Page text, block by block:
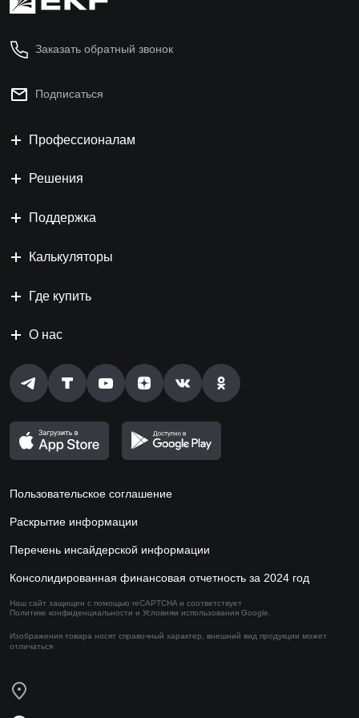
Заказать обратный звонок
Подписаться
Профессионалам
Решения
Поддержка
Калькуляторы
Где купить
О нас
Пользовательское соглашение
Раскрытие информации
Перечень инсайдерской информации
Консолидированная финансовая отчетность за 2024 год
Наш сайт защищен с помощью reCAPTCHA и соответствует
Политике конфиденциальности и Условиям использования Google.
Изображения товара носят справочный характер, внешний вид продукции может
отличаться